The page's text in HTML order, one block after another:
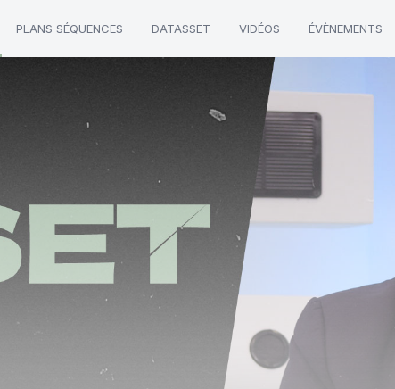
PLANS SÉQUENCES DATASSET VIDÉOS ÉVÈNEMENTS